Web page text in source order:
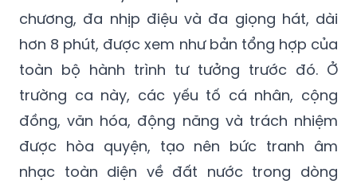
chương, đa nhịp điệu và đa giọng hát, dài
hơn 8 phút, được xem như bản tổng hợp của
toàn bộ hành trình tư tưởng trước đó. Ở
trường ca này, các yếu tố cá nhân, cộng
đồng, văn hóa, động năng và trách nhiệm
được hòa quyện, tạo nên bức tranh âm
nhạc toàn diện về đất nước trong dòng